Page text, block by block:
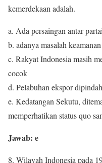
kemerdekaan adalah.
a. Ada persaingan antar
b. adanya masalah
c. Rakyat Indonesia masih
cocok
d. Pelabuhan ekspor
e. Kedatangan Sekutu,
memperhatikan status quo
Jawab: e
8. Wilayah Indonesia pada